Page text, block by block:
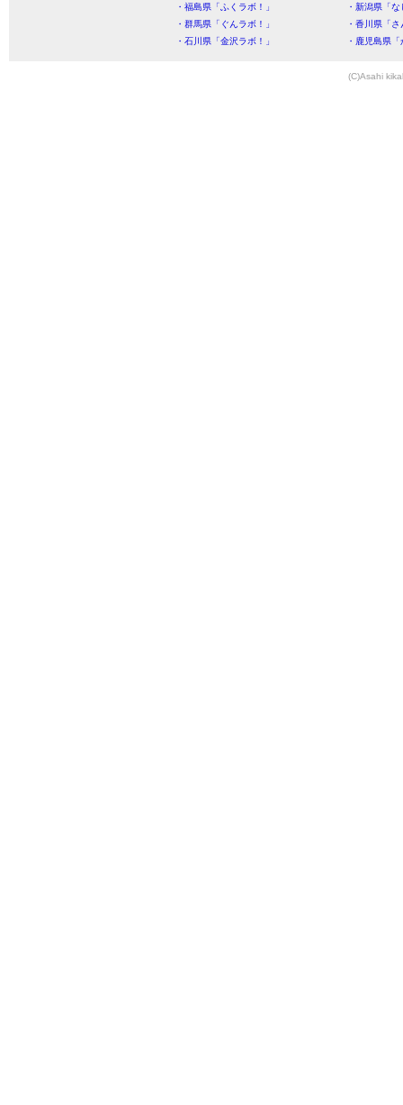
・福島県「ふくラボ！」
・新潟県「
・群馬県「ぐんラボ！」
・香川県「
・石川県「金沢ラボ！」
・鹿児島県
(C)Asahi